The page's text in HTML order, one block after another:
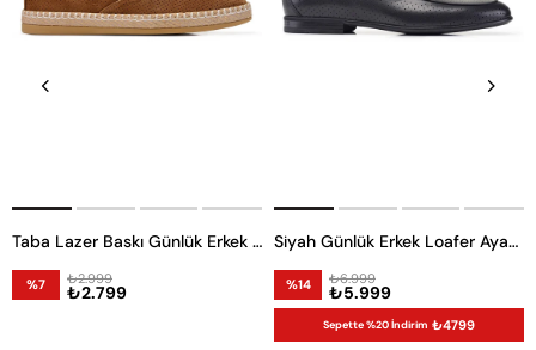
Taba Lazer Baskı Günlük Erkek Ayakkabı
%7 ₺2.799
₺2.999
Siyah Günlük Erkek Loafer Ayakkabı
%14 ₺5.999
₺6.999
Sepette %20 İndirim ₺4799